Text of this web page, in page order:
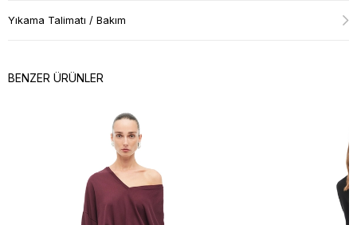
Yıkama Talimatı / Bakım
BENZER ÜRÜNLER